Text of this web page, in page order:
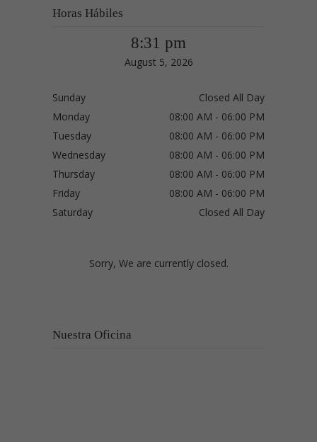
Horas Hábiles
8:31 pm
August 5, 2026
Sunday
Closed All Day
Monday
08:00 AM - 06:00 PM
Tuesday
08:00 AM - 06:00 PM
Wednesday
08:00 AM - 06:00 PM
Thursday
08:00 AM - 06:00 PM
Friday
08:00 AM - 06:00 PM
Saturday
Closed All Day
Sorry, We are currently closed.
Nuestra Oficina